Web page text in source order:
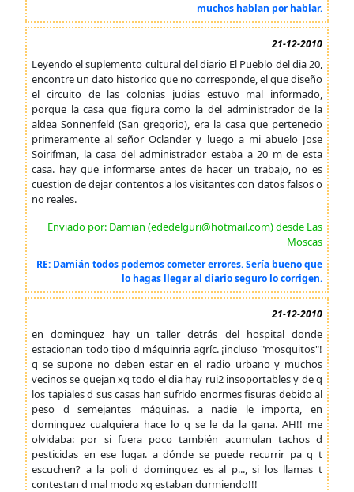
muchos hablan por hablar.
21-12-2010
Leyendo el suplemento cultural del diario El Pueblo del dia 20,
encontre un dato historico que no corresponde, el que diseño
el circuito de las colonias judias estuvo mal informado,
porque la casa que figura como la del administrador de la
aldea Sonnenfeld (San gregorio), era la casa que pertenecio
primeramente al señor Oclander y luego a mi abuelo Jose
Soirifman, la casa del administrador estaba a 20 m de esta
casa. hay que informarse antes de hacer un trabajo, no es
cuestion de dejar contentos a los visitantes con datos falsos o
no reales.
Enviado por: Damian (ededelguri@hotmail.com) desde Las
Moscas
RE: Damián todos podemos cometer errores. Sería bueno que
lo hagas llegar al diario seguro lo corrigen.
21-12-2010
en dominguez hay un taller detrás del hospital donde
estacionan todo tipo d máquinria agríc. ¡incluso "mosquitos"!
q se supone no deben estar en el radio urbano y muchos
vecinos se quejan xq todo el dia hay rui2 insoportables y de q
los tapiales d sus casas han sufrido enormes fisuras debido al
peso d semejantes máquinas. a nadie le importa, en
dominguez cualquiera hace lo q se le da la gana. AH!! me
olvidaba: por si fuera poco también acumulan tachos d
pesticidas en ese lugar. a dónde se puede recurrir pa q t
escuchen? a la poli d dominguez es al p..., si los llamas t
contestan d mal modo xq estaban durmiendo!!!